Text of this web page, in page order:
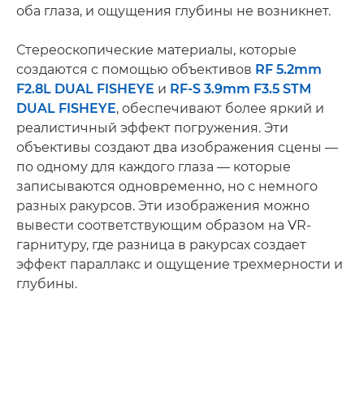
оба глаза, и ощущения глубины не возникнет.
Стереоскопические материалы, которые
создаются с помощью объективов RF 5.2mm
F2.8L DUAL FISHEYE и RF-S 3.9mm F3.5 STM
DUAL FISHEYE, обеспечивают более яркий и
реалистичный эффект погружения. Эти
объективы создают два изображения сцены —
по одному для каждого глаза — которые
записываются одновременно, но с немного
разных ракурсов. Эти изображения можно
вывести соответствующим образом на VR-
гарнитуру, где разница в ракурсах создает
эффект параллакс и ощущение трехмерности и
глубины.